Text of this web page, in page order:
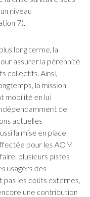
niveau
7).
long terme, la
assurer la pérennité
collectifs. Ainsi,
la mission
mobilité en lui
de
actuelles
la mise en place
pour les AOM
plusieurs pistes
usagers des
les coûts externes,
une contribution